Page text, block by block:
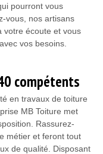
pourront vous
vous, nos artisans
votre écoute et vous
vos besoins.
compétents
en travaux de toiture
MB Toiture met
Rassurez-
métier et feront tout
de qualité. Disposant